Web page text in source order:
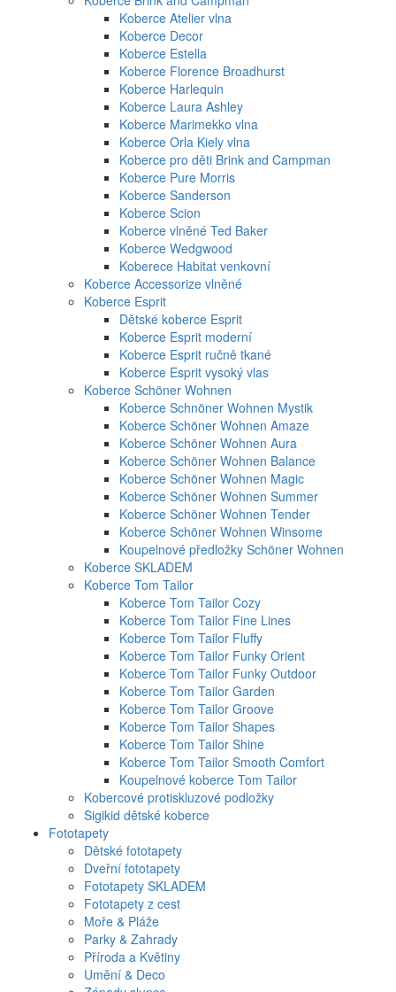
Koberce Atelier vlna
Koberce Decor
Koberce Estella
Koberce Florence Broadhurst
Koberce Harlequin
Koberce Laura Ashley
Koberce Marimekko vlna
Koberce Orla Kiely vlna
Koberce pro děti Brink and Campman
Koberce Pure Morris
Koberce Sanderson
Koberce Scion
Koberce vlněné Ted Baker
Koberce Wedgwood
Koberece Habitat venkovní
Koberce Accessorize vlněné
Koberce Esprit
Dětské koberce Esprit
Koberce Esprit moderní
Koberce Esprit ručně tkané
Koberce Esprit vysoký vlas
Koberce Schöner Wohnen
Koberce Schnöner Wohnen Mystik
Koberce Schöner Wohnen Amaze
Koberce Schöner Wohnen Aura
Koberce Schöner Wohnen Balance
Koberce Schöner Wohnen Magic
Koberce Schöner Wohnen Summer
Koberce Schöner Wohnen Tender
Koberce Schöner Wohnen Winsome
Koupelnové předložky Schöner Wohnen
Koberce SKLADEM
Koberce Tom Tailor
Koberce Tom Tailor Cozy
Koberce Tom Tailor Fine Lines
Koberce Tom Tailor Fluffy
Koberce Tom Tailor Funky Orient
Koberce Tom Tailor Funky Outdoor
Koberce Tom Tailor Garden
Koberce Tom Tailor Groove
Koberce Tom Tailor Shapes
Koberce Tom Tailor Shine
Koberce Tom Tailor Smooth Comfort
Koupelnové koberce Tom Tailor
Kobercové protiskluzové podložky
Sigikid dětské koberce
Fototapety
Dětské fototapety
Dveřní fototapety
Fototapety SKLADEM
Fototapety z cest
Moře & Pláže
Parky & Zahrady
Příroda a Květiny
Umění & Deco